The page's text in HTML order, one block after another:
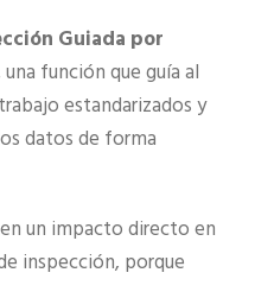
Guiada por
función que guía al
estandarizados y
datos de forma
un impacto directo en
inspección, porque